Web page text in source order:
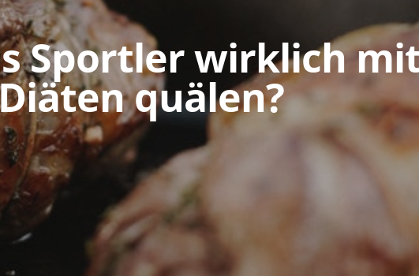
Sportler wirklich
quälen?